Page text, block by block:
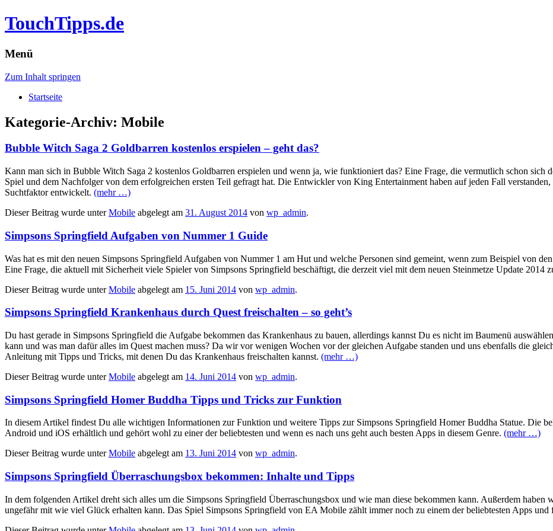
TouchTipps.de
Menü
Zum Inhalt springen
Startseite
Kategorie-Archiv: Mobile
Bubble Witch Saga 2 Goldbarren kostenlos erspielen – geht das?
Kann man sich in Bubble Witch Saga 2 kostenlos Goldbarren erspielen und wenn ja, wie funktioniert das? Eine Frage, die vermutlich schon sich
Spiel und dem Nachfolger von dem erfolgreichen ersten Teil gefragt hat. Die Entwickler von King Entertainment haben auf jeden Fall
Suchtfaktor entwickelt. (mehr …)
Dieser Beitrag wurde unterMobile abgelegt am 31. August 2014 von wp_admin.
Simpsons Springfield Aufgaben von Nummer 1 Guide
Was hat es mit den neuen Simpsons Springfield Aufgaben von Nummer 1 am Hut und welche Personen sind gemeint, wenn zum Beispiel von
Eine Frage, die aktuell mit Sicherheit viele Spieler von Simpsons Springfield beschäftigt, die derzeit viel mit dem neuen Steinmetze Update 2014
Dieser Beitrag wurde unterMobile abgelegt am 15. Juni 2014 von wp_admin.
Simpsons Springfield Krankenhaus durch Quest freischalten – so geht’s
Du hast gerade in Simpsons Springfield die Aufgabe bekommen das Krankenhaus zu bauen, allerdings kannst Du es nicht im Baumenü
kann und was man dafür alles im Quest machen muss? Da wir vor wenigen Wochen vor der gleichen Aufgabe standen und uns ebenfalls die
Anleitung mit Tipps und Tricks, mit denen Du das Krankenhaus freischalten kannst. (mehr …)
Dieser Beitrag wurde unterMobile abgelegt am 14. Juni 2014 von wp_admin.
Simpsons Springfield Homer Buddha Tipps und Tricks zur Funktion
In diesem Artikel findest Du alle wichtigen Informationen zur Funktion und weitere Tipps zur Simpsons Springfield Homer Buddha Statue. Die
Android und iOS erhältlich und gehört wohl zu einer der beliebtesten und wenn es nach uns geht auch besten Apps in diesem Genre. (mehr …)
Dieser Beitrag wurde unterMobile abgelegt am 13. Juni 2014 von wp_admin.
Simpsons Springfield Überraschungsbox bekommen: Inhalte und Tipps
In dem folgenden Artikel dreht sich alles um die Simpsons Springfield Überraschungsbox und wie man diese bekommen kann. Außerdem
ungefähr mit wie viel Glück erhalten kann. Das Spiel Simpsons Springfield von EA Mobile zählt immer noch zu einem der beliebtesten Apps und